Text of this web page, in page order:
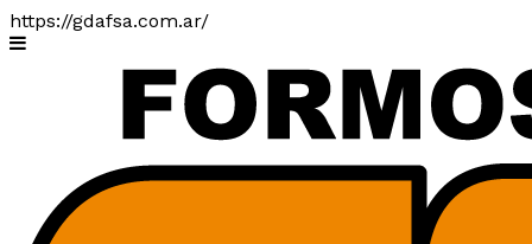
https://gdafsa.com.ar/